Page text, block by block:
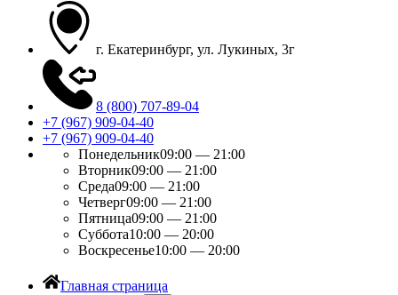
г. Екатеринбург, ул. Лукиных, 3г
8 (800) 707-89-04
+7 (967) 909-04-40
+7 (967) 909-04-40
Понедельник09:00 — 21:00
Вторник09:00 — 21:00
Среда09:00 — 21:00
Четверг09:00 — 21:00
Пятница09:00 — 21:00
Суббота10:00 — 20:00
Воскресенье10:00 — 20:00
Главная страница